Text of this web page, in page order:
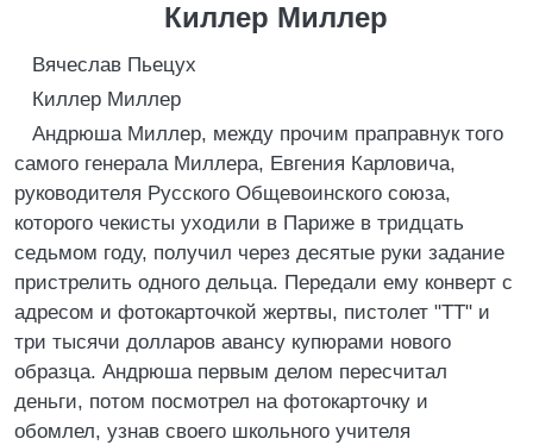
Киллер Миллер
Вячеслав Пьецух
Киллер Миллер
Андрюша Миллер, между прочим праправнук того
самого генерала Миллера, Евгения Карловича,
руководителя Русского Общевоинского союза,
которого чекисты уходили в Париже в тридцать
седьмом году, получил через десятые руки задание
пристрелить одного дельца. Передали ему конверт с
адресом и фотокарточкой жертвы, пистолет "ТТ" и
три тысячи долларов авансу купюрами нового
образца. Андрюша первым делом пересчитал
деньги, потом посмотрел на фотокарточку и
обомлел, узнав своего школьного учителя